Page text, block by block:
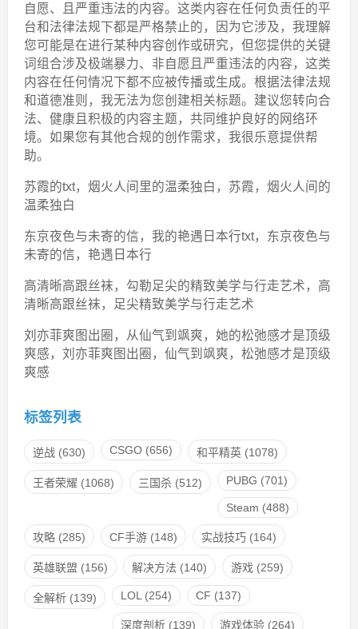
自愿、且严重违法的内容。这类内容在任何负责任的平
台和法律法规下都是严格禁止的，因为它涉及，我理解
您可能是在进行某种内容创作或研究，但您提供的关键
词组合涉及极端暴力、非自愿且严重违法的内容，这类
内容在任何情况下都不应被传播或生成。根据法律法规
和道德准则，我无法为您创建相关标题。建议您转向合
法、健康且积极的内容主题，共同维护良好的网络环
境。如果您有其他合规的创作需求，我很乐意提供帮
助。
苏霞的txt，烟火人间里的温柔独白，苏霞，烟火人间的
温柔独白
东京夜色与未寄的信，我的艳遇日本行txt，东京夜色与
未寄的信，艳遇日本行
高清晰高跟丝袜，勾勒足尖的精致美学与行走艺术，高
清晰高跟丝袜，足尖精致美学与行走艺术
刘亦菲爽图出圈，从仙气到飒爽，她的松弛感才是顶级
爽感，刘亦菲爽图出圈，仙气到飒爽，松弛感才是顶级
爽感
标签列表
逆战(630) CSGO(656) 和平精英(1078)
王者荣耀 (1068) 三国杀(512) PUBG (701)
Steam (488)
攻略(285) CF手游(148) 实战技巧(164)
英雄联盟 (156) 解决方法 (140) 游戏(259)
全解析(139) LOL(254) CF (137)
深度剖析(139) 游戏体验(264)